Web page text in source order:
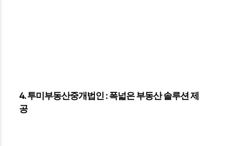
4. 투미부동산중개법인 : 폭넓은 부동산 솔루션 제
공